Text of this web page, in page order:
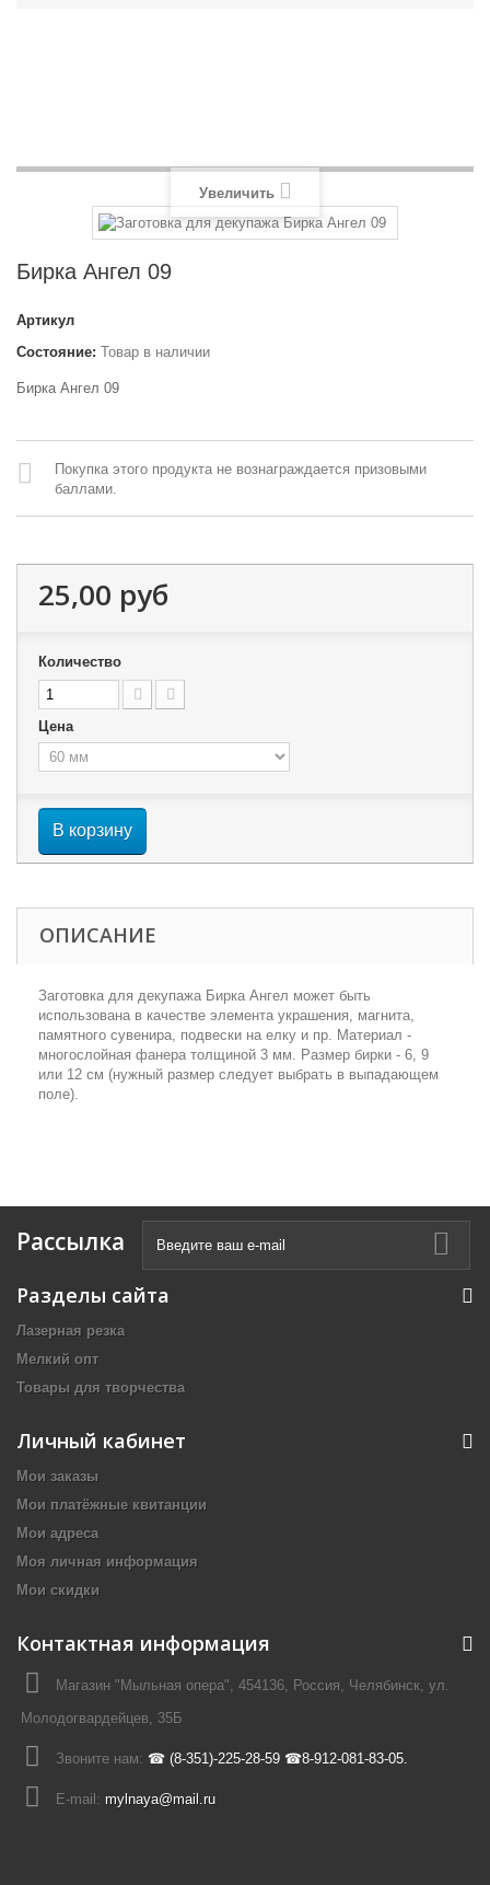
Увеличить
Бирка Ангел 09
Артикул
Состояние: Товар в наличии
Бирка Ангел 09
Покупка этого продукта не вознаграждается призовыми
баллами.
25,00 руб
Количество
Цена
В корзину
ОПИСАНИЕ
Заготовка для декупажа Бирка Ангел может быть
использована в качестве элемента украшения, магнита,
памятного сувенира, подвески на елку и пр. Материал -
многослойная фанера толщиной 3 мм. Размер бирки - 6, 9
или 12 см (нужный размер следует выбрать в выпадающем
поле).
Рассылка
Разделы сайта
Лазерная резка
Мелкий опт
Товары для творчества
Личный кабинет
Мои заказы
Мои платёжные квитанции
Мои адреса
Моя личная информация
Мои скидки
Контактная информация
Магазин "Мыльная опера", 454136, Россия, Челябинск, ул.
Молодогвардейцев, 35Б
Звоните нам: ☎ (8-351)-225-28-59 ☎8-912-081-83-05.
E-mail: mylnaya@mail.ru